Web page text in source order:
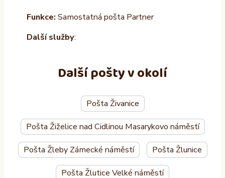
Funkce: Samostatná pošta Partner
Další služby:
Další pošty v okolí
Pošta Živanice
Pošta Žiželice nad Cidlinou Masarykovo náměstí
Pošta Žleby Zámecké náměstí Pošta Žlunice
Pošta Žlutice Velké náměstí